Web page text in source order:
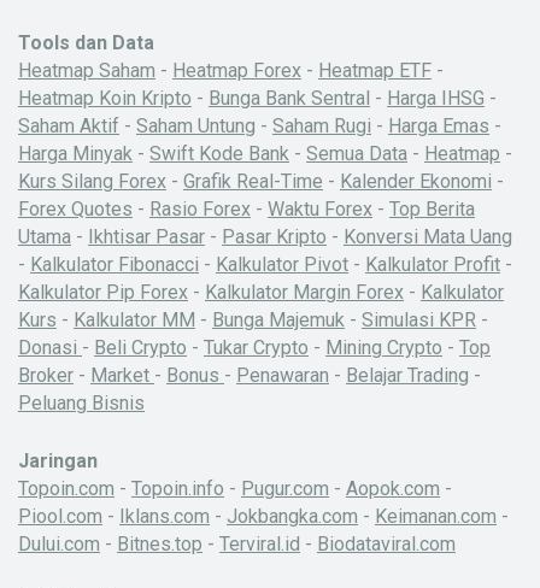
Tools dan Data
Heatmap Saham - Heatmap Forex - Heatmap ETF -
Heatmap Koin Kripto - Bunga Bank Sentral - Harga IHSG -
Saham Aktif - Saham Untung - Saham Rugi - Harga Emas -
Harga Minyak - Swift Kode Bank - Semua Data - Heatmap -
Kurs Silang Forex - Grafik Real-Time - Kalender Ekonomi -
Forex Quotes - Rasio Forex - Waktu Forex - Top Berita
Utama - Ikhtisar Pasar - Pasar Kripto - Konversi Mata Uang
- Kalkulator Fibonacci - Kalkulator Pivot - Kalkulator Profit -
Kalkulator Pip Forex - Kalkulator Margin Forex - Kalkulator
Kurs - Kalkulator MM - Bunga Majemuk - Simulasi KPR -
Donasi - Beli Crypto - Tukar Crypto - Mining Crypto - Top
Broker - Market - Bonus - Penawaran - Belajar Trading -
Peluang Bisnis
Jaringan
Topoin.com - Topoin.info - Pugur.com - Aopok.com -
Piool.com - Iklans.com - Jokbangka.com - Keimanan.com -
Dului.com - Bitnes.top - Terviral.id - Biodataviral.com